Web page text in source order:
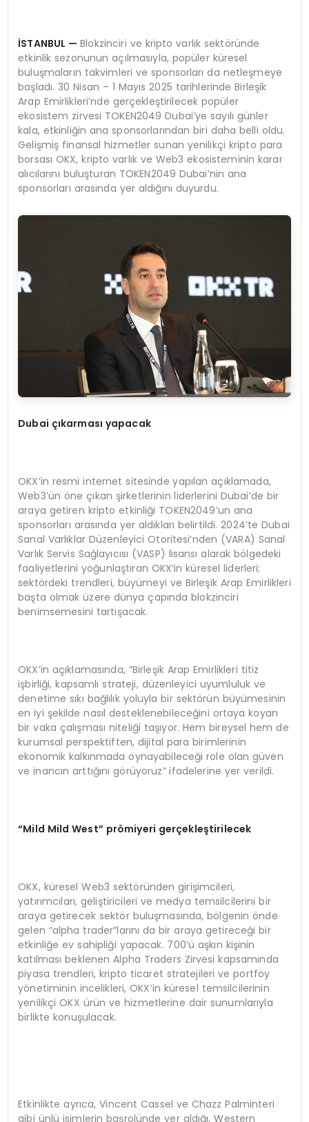
İSTANBUL —Blokzinciri ve kripto varlık sektöründe
etkinlik sezonunun açılmasıyla, popüler küresel
buluşmaların takvimleri ve sponsorları da netleşmeye
başladı. 30 Nisan – 1 Mayıs 2025 tarihlerinde Birleşik
Arap Emirlikleri’nde gerçekleştirilecek popüler
ekosistem zirvesi TOKEN2049 Dubai’ye sayılı günler
kala, etkinliğin ana sponsorlarından biri daha belli oldu.
Gelişmiş finansal hizmetler sunan yenilikçi kripto para
borsası OKX, kripto varlık ve Web3 ekosisteminin karar
alıcılarını buluşturan TOKEN2049 Dubai’nin ana
sponsorları arasında yer aldığını duyurdu.
Dubai çıkarması yapacak
OKX’in resmi internet sitesinde yapılan açıklamada,
Web3’ün öne çıkan şirketlerinin liderlerini Dubai’de bir
araya getiren kripto etkinliği TOKEN2049’un ana
sponsorları arasında yer aldıkları belirtildi. 2024’te Dubai
Sanal Varlıklar Düzenleyici Otoritesi’nden (VARA) Sanal
Varlık Servis Sağlayıcısı (VASP) lisansı alarak bölgedeki
faaliyetlerini yoğunlaştıran OKX’in küresel liderleri;
sektördeki trendleri, büyümeyi ve Birleşik Arap Emirlikleri
başta olmak üzere dünya çapında blokzinciri
benimsemesini tartışacak.
OKX’in açıklamasında, “Birleşik Arap Emirlikleri titiz
işbirliği, kapsamlı strateji, düzenleyici uyumluluk ve
denetime sıkı bağlılık yoluyla bir sektörün büyümesinin
en iyi şekilde nasıl desteklenebileceğini ortaya koyan
bir vaka çalışması niteliği taşıyor. Hem bireysel hem de
kurumsal perspektiften, dijital para birimlerinin
ekonomik kalkınmada oynayabileceği role olan güven
ve inancın arttığını görüyoruz” ifadelerine yer verildi.
“Mild Mild West” prömiyeri gerçekleştirilecek
OKX, küresel Web3 sektöründen girişimcileri,
yatırımcıları, geliştiricileri ve medya temsilcilerini bir
araya getirecek sektör buluşmasında, bölgenin önde
gelen “alpha trader”larını da bir araya getireceği bir
etkinliğe ev sahipliği yapacak. 700’ü aşkın kişinin
katılması beklenen Alpha Traders Zirvesi kapsamında
piyasa trendleri, kripto ticaret stratejileri ve portföy
yönetiminin incelikleri, OKX’in küresel temsilcilerinin
yenilikçi OKX ürün ve hizmetlerine dair sunumlarıyla
birlikte konuşulacak.
Etkinlikte ayrıca, Vincent Cassel ve Chazz Palminteri
gibi ünlü isimlerin başrolünde yer aldığı, Western